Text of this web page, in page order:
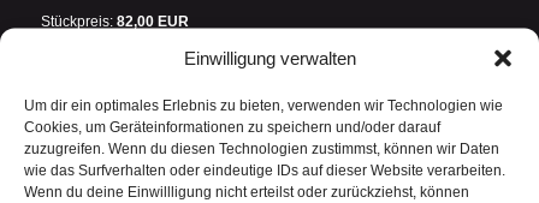
Einwilligung verwalten
Um dir ein optimales Erlebnis zu bieten, verwenden wir Technologien wie
Cookies, um Geräteinformationen zu speichern und/oder darauf
zuzugreifen. Wenn du diesen Technologien zustimmst, können wir Daten
wie das Surfverhalten oder eindeutige IDs auf dieser Website verarbeiten.
Wenn du deine Einwillligung nicht erteilst oder zurückziehst, können
Stückpreis: 82,00 EUR
Lieferzeit:1-3 Werktage Tag(e)
Hardticket Sturmflut Festival Ostfriesland Kombi
28.08. – 29.08.2026 inkl. Gebühren
Widerrufsformular